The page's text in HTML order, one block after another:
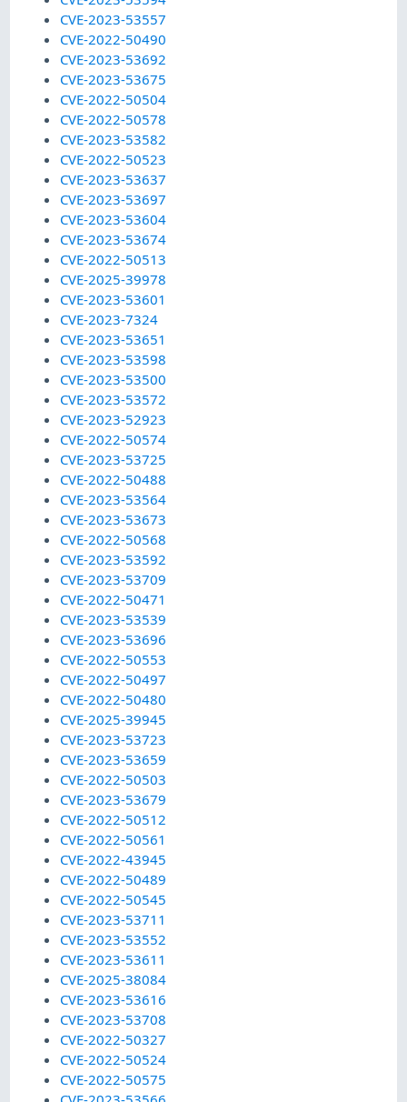
CVE-2023-53557
CVE-2022-50490
CVE-2023-53692
CVE-2023-53675
CVE-2022-50504
CVE-2022-50578
CVE-2023-53582
CVE-2022-50523
CVE-2023-53637
CVE-2023-53697
CVE-2023-53604
CVE-2023-53674
CVE-2022-50513
CVE-2025-39978
CVE-2023-53601
CVE-2023-7324
CVE-2023-53651
CVE-2023-53598
CVE-2023-53500
CVE-2023-53572
CVE-2023-52923
CVE-2022-50574
CVE-2023-53725
CVE-2022-50488
CVE-2023-53564
CVE-2023-53673
CVE-2022-50568
CVE-2023-53592
CVE-2023-53709
CVE-2022-50471
CVE-2023-53539
CVE-2023-53696
CVE-2022-50553
CVE-2022-50497
CVE-2022-50480
CVE-2025-39945
CVE-2023-53723
CVE-2023-53659
CVE-2022-50503
CVE-2023-53679
CVE-2022-50512
CVE-2022-50561
CVE-2022-43945
CVE-2022-50489
CVE-2022-50545
CVE-2023-53711
CVE-2023-53552
CVE-2023-53611
CVE-2025-38084
CVE-2023-53616
CVE-2023-53708
CVE-2022-50327
CVE-2022-50524
CVE-2022-50575